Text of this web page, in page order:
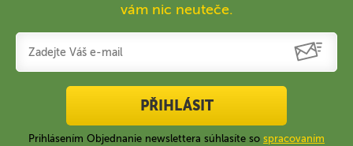
vám nic neuteče.
PŘIHLÁSIT
Prihlásením Objednanie newslettera súhlasíte so spracovaním